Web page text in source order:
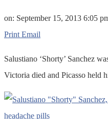
on: September 15, 2013 6:05
Print Email
Salustiano ‘Shorty’ Sanchez
Victoria died and Picasso held